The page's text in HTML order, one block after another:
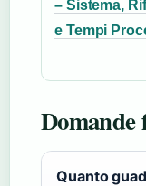
– Sistema,
e Tempi
Quanto